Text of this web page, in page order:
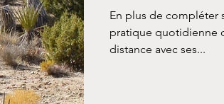
En plus de compléter
pratique quotidienne
distance avec ses...